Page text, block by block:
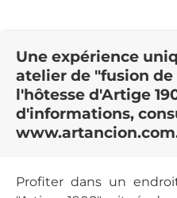
Une expérience
atelier de "fusion
l'hôtesse d'Artige
d'informations,
Profiter dans un